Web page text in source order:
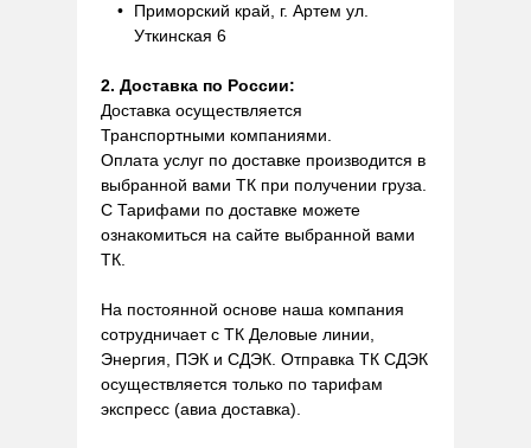
Приморский край, г. Артем ул.
Уткинская 6
2. Доставка по России:
Доставка осуществляется
Транспортными компаниями.
Оплата услуг по доставке производится в
выбранной вами ТК при получении груза.
С Тарифами по доставке можете
ознакомиться на сайте выбранной вами
ТК.
На постоянной основе наша компания
сотрудничает с ТК Деловые линии,
Энергия, ПЭК и СДЭК. Отправка ТК СДЭК
осуществляется только по тарифам
экспресс (авиа доставка).